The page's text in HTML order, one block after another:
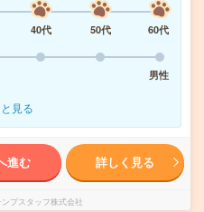
40代 50代
60代
男性
見る
進む 詳しく見る
プスタッフ株式会社